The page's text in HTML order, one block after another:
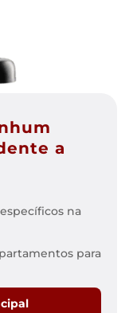
a
na
para